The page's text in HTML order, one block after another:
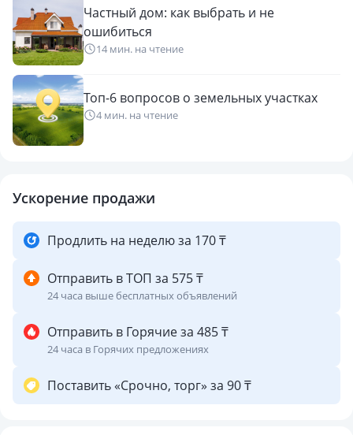
Частный дом: как выбрать и не
ошибиться
14 мин. на чтение
Топ-6 вопросов о земельных участках
4 мин. на чтение
Ускорение продажи
Продлить на неделю за 170 ₸
Отправить в ТОП за 575 ₸
24 часа выше бесплатных объявлений
Отправить в Горячие за 485 ₸
24 часа в Горячих предложениях
Поставить «Срочно, торг» за 90 ₸